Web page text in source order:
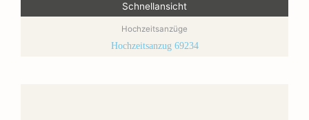
Schnellansicht
Hochzeitsanzüge
Hochzeitsanzug 69234